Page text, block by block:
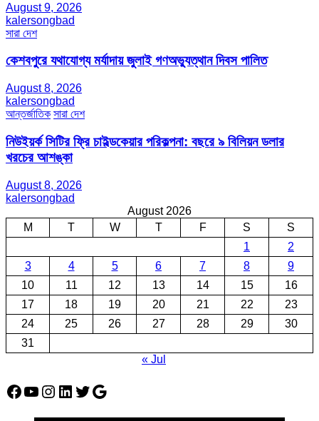
August 9, 2026
kalersongbad
সারা দেশ
কেশবপুরে যথাযোগ্য মর্যাদায় জুলাই গণঅভ্যুত্থান দিবস পালিত
August 8, 2026
kalersongbad
আন্তর্জাতিক সারা দেশ
নিউইয়র্ক সিটির ফ্রি চাইল্ডকেয়ার পরিকল্পনা: বছরে ৯ বিলিয়ন ডলার
খরচের আশঙ্কা
August 8, 2026
kalersongbad
August 2026
M
T W T F S
S
1
2
3
4 5 6 7 8
9
10
11 12 13 14 15
16
17
18 19 20 21 22
23
24
25 26 27 28 29
30
31
« Jul
Facebook
YouTube
Instagram
LinkedIn
Twitter
Google